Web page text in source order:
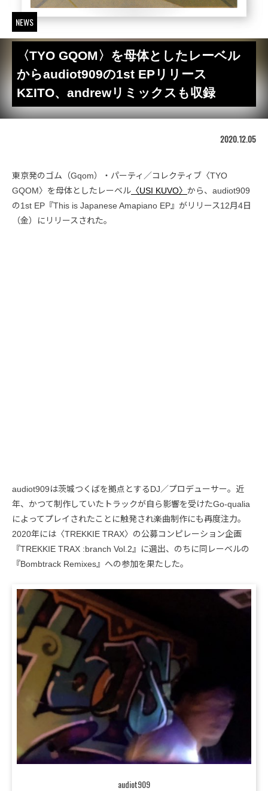
NEWS
〈TYO GQOM〉を母体としたレーベル
からaudiot909の1st EPリリース
KΣITO、andrewリミックスも収録
2020.12.05
東京発のゴム（Gqom）・パーティ／コレクティブ〈TYO
GQOM〉を母体としたレーベル 〈USI KUVO〉 から、audiot909
の1st EP『This is Japanese Amapiano EP』がリリース12月4日
（金）にリリースされた。
audiot909は茨城つくばを拠点とするDJ／プロデューサー。近
年、かつて制作していたトラックが自ら影響を受けたGo-qualia
によってプレイされたことに触発され楽曲制作にも再度注力。
2020年には〈TREKKIE TRAX〉の公募コンピレーション企画
『TREKKIE TRAX :branch Vol​.​2』に選出、のちに同レーベルの
『Bombtrack Remixes』への参加を果たした。
audiot909